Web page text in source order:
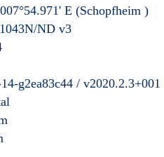
E (Schopfheim )
ND v3
g2ea83c44 / v2020.2.3+001